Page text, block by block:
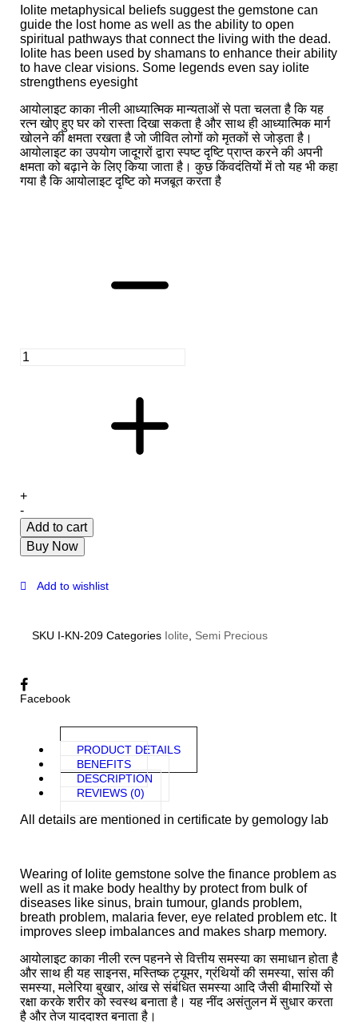
Iolite metaphysical beliefs suggest the gemstone can
guide the lost home as well as the ability to open
spiritual pathways that connect the living with the dead.
Iolite has been used by shamans to enhance their ability
to have clear visions. Some legends even say iolite
strengthens eyesight
आयोलाइट काका नीली आध्यात्मिक मान्यताओं से पता चलता है कि यह
रत्न खोए हुए घर को रास्ता दिखा सकता है और साथ ही आध्यात्मिक मार्ग
खोलने की क्षमता रखता है जो जीवित लोगों को मृतकों से जोड़ता है।
आयोलाइट का उपयोग जादूगरों द्वारा स्पष्ट दृष्टि प्राप्त करने की अपनी
क्षमता को बढ़ाने के लिए किया जाता है। कुछ किंवदंतियों में तो यह भी कहा
गया है कि आयोलाइट दृष्टि को मजबूत करता है
+
-
Add to cart
Buy Now
Add to wishlist
SKU I-KN-209 Categories Iolite Semi Precious
Facebook
PRODUCT DETAILS
BENEFITS
DESCRIPTION
REVIEWS (0)
All details are mentioned in certificate by gemology lab
Wearing of Iolite gemstone solve the finance problem as
well as it make body healthy by protect from bulk of
diseases like sinus, brain tumour, glands problem,
breath problem, malaria fever, eye related problem etc. It
improves sleep imbalances and makes sharp memory.
आयोलाइट काका नीली रत्न पहनने से वित्तीय समस्या का समाधान होता है
और साथ ही यह साइनस, मस्तिष्क ट्यूमर, ग्रंथियों की समस्या, सांस की
समस्या, मलेरिया बुखार, आंख से संबंधित समस्या आदि जैसी बीमारियों से
रक्षा करके शरीर को स्वस्थ बनाता है। यह नींद असंतुलन में सुधार करता
है और तेज याददाश्त बनाता है।